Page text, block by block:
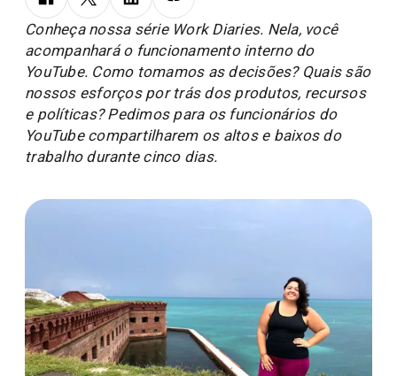
Conheça nossa série Work Diaries. Nela, você
acompanhará o funcionamento interno do
YouTube. Como tomamos as decisões? Quais são
nossos esforços por trás dos produtos, recursos
e políticas? Pedimos para os funcionários do
YouTube compartilharem os altos e baixos do
trabalho durante cinco dias.